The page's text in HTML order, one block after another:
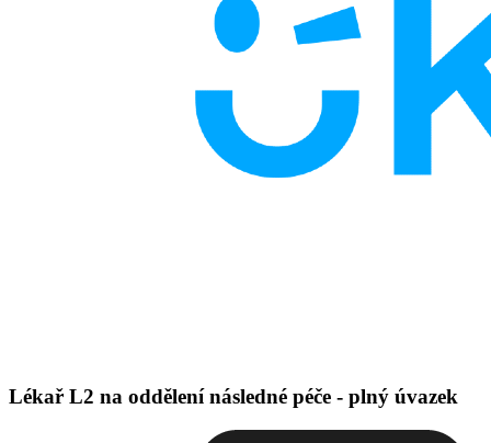
Lékař L2 na oddělení následné péče - plný úvazek